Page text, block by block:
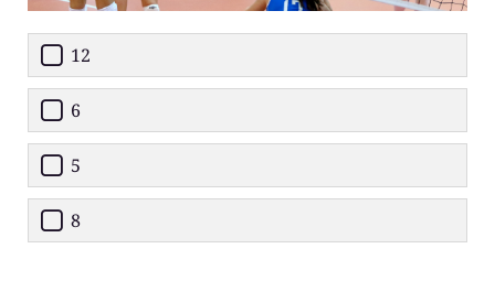
12
6
5
8